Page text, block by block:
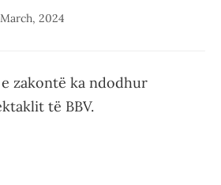
2024
zakontë ka ndodhur
të BBV.